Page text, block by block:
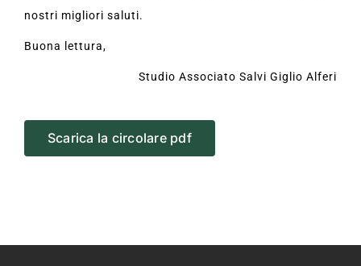
nostri migliori saluti.
Buona lettura,
Studio Associato Salvi Giglio Alferi
Scarica la circolare pdf